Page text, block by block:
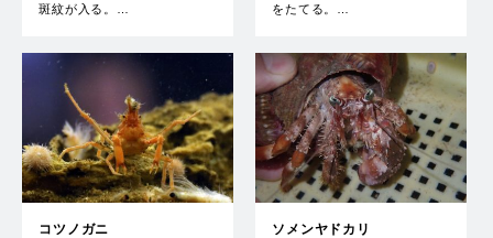
斑紋が入る。…
をたてる。…
コツノガニ ソメンヤドカリ